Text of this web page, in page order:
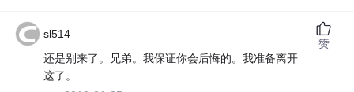
sl514
还是别来了。兄弟。我保证你会后悔的。我准备离开
这了。
赞